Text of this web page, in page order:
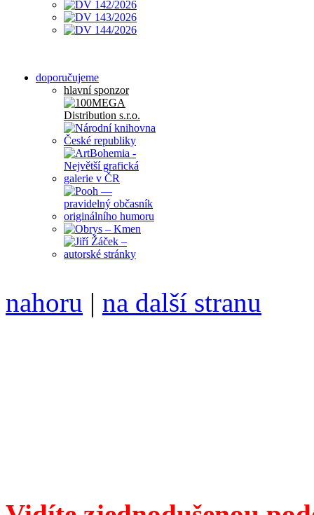
doporučujeme
hlavní sponzor
nahoru | na další stranu